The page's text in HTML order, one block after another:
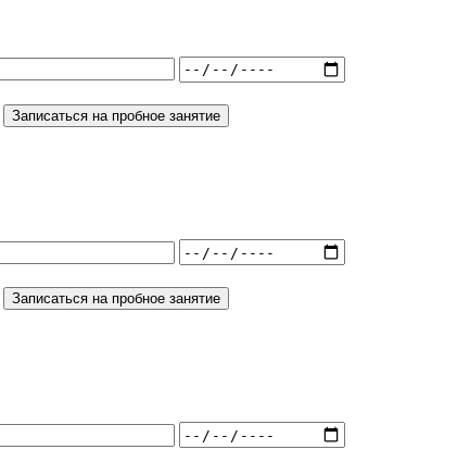
Записаться на пробное занятие
Записаться на пробное занятие